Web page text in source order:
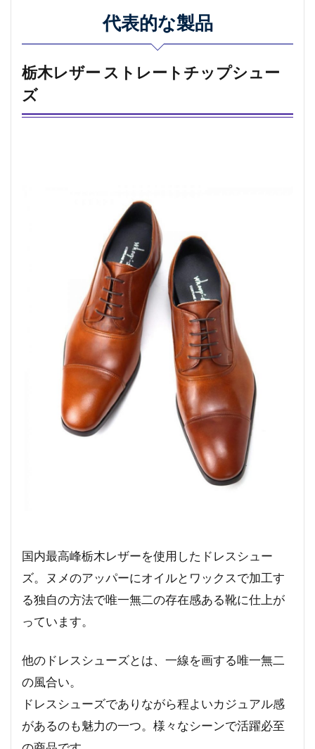
代表的な製品
栃木レザー ストレートチップシュー
ズ
国内最高峰栃木レザーを使用したドレスシュー
ズ。ヌメのアッパーにオイルとワックスで加工す
る独自の方法で唯一無二の存在感ある靴に仕上が
っています。
他のドレスシューズとは、一線を画する唯一無二
の風合い。
ドレスシューズでありながら程よいカジュアル感
があるのも魅力の一つ。様々なシーンで活躍必至